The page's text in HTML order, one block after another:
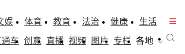
娱 体育 教育 法治 健康
生活
车 创意 直播 视频 图片 专栏 各地